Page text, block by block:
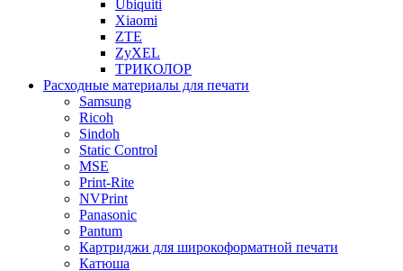
Ubiquiti
Xiaomi
ZTE
ZyXEL
ТРИКОЛОР
Расходные материалы для печати
Samsung
Ricoh
Sindoh
Static Control
MSE
Print-Rite
NVPrint
Panasonic
Pantum
Картриджи для широкоформатной печати
Катюша